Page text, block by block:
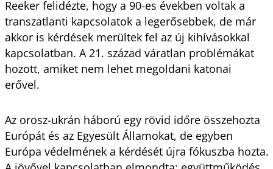
Reeker felidézte, hogy a 90-es években voltak a
transzatlanti kapcsolatok a legerősebbek, de már
akkor is kérdések merültek fel az új kihívásokkal
kapcsolatban. A 21. század váratlan problémákat
hozott, amiket nem lehet megoldani katonai
erővel.
Az orosz-ukrán háború egy rövid időre összehozta
Európát és az Egyesült Államokat, de egyben
Európa védelmének a kérdését újra fókuszba hozta.